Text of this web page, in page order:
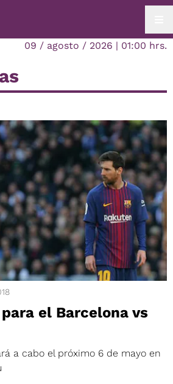
09 / agosto / 2026 | 01:00 hrs.
el Barcelona vs
a cabo el próximo 6 de mayo en